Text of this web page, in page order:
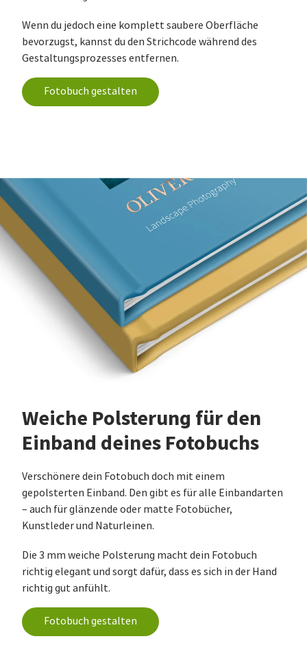
Wenn du jedoch eine komplett saubere Oberfläche
bevorzugst, kannst du den Strichcode während des
Gestaltungsprozesses entfernen.
Fotobuch gestalten
Weiche Polsterung für den
Einband deines Fotobuchs
Verschönere dein Fotobuch doch mit einem
gepolsterten Einband. Den gibt es für alle Einbandarten
– auch für glänzende oder matte Fotobücher,
Kunstleder und Naturleinen.
Die 3 mm weiche Polsterung macht dein Fotobuch
richtig elegant und sorgt dafür, dass es sich in der Hand
richtig gut anfühlt.
Fotobuch gestalten